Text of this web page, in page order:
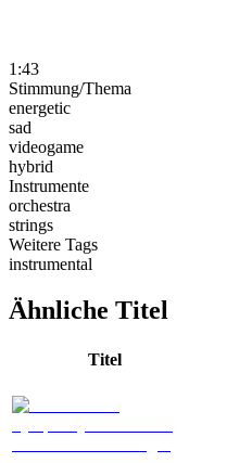
1:43
Stimmung/Thema
energetic
sad
videogame
hybrid
Instrumente
orchestra
strings
Weitere Tags
instrumental
Ähnliche Titel
Titel